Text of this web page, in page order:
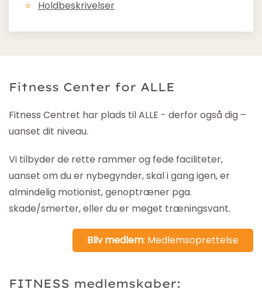
Holdbeskrivelser
Fitness Center for ALLE
Fitness Centret har plads til ALLE - derfor også dig –
uanset dit niveau.
Vi tilbyder de rette rammer og fede faciliteter,
uanset om du er nybegynder, skal i gang igen, er
almindelig motionist, genoptræner pga.
skade/smerter, eller du er meget træningsvant.
Bliv medlem: Medlemsoprettelse
FITNESS medlemskaber: